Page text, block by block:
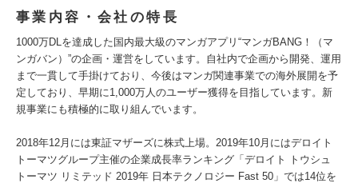
事業内容・会社の特長
1000万DLを達成した国内最大級のマンガアプリ“マンガBANG！（マ
ンガバン）”の企画・運営をしています。自社内で企画から開発、運用
まで一貫して手掛けており、今後はマンガ関連事業での海外展開を予
定しており、早期に1,000万人のユーザー獲得を目指しています。新
規事業にも積極的に取り組んでいます。
2018年12月には東証マザーズに株式上場。2019年10月にはデロイト
トーマツグループ主催の企業成長率ランキング「デロイト トウシュ
トーマツ リミテッド 2019年 日本テクノロジー Fast 50」では14位を